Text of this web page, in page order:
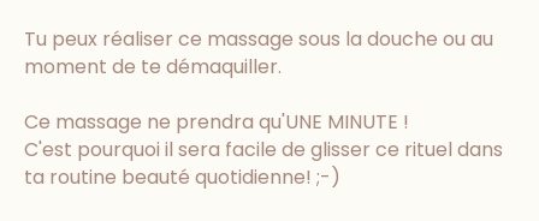
Tu peux réaliser ce massage sous la douche ou au
moment de te démaquiller.
Ce massage ne prendra qu'UNE MINUTE !
C'est pourquoi il sera facile de glisser ce rituel dans
ta routine beauté quotidienne! ;-)